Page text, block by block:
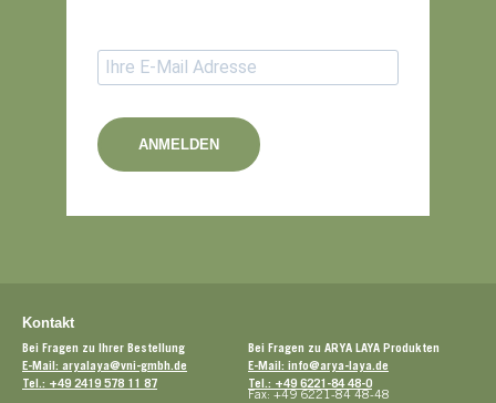
ANMELDEN
Kontakt
Bei Fragen zu Ihrer Bestellung
E-Mail: aryalaya@vni-gmbh.de
Tel.: +49 2419 578 11 87
Bei Fragen zu ARYA LAYA Produkten
E-Mail: info@arya-laya.de
Tel.: +49 6221-84 48-0
Fax: +49 6221-84 48-48